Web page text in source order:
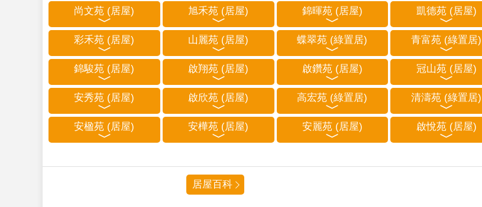
尚文苑 (居屋) 旭禾苑 (居屋) 錦暉苑 (居屋) 凱德苑 (居屋)
彩禾苑 (居屋) 山麗苑 (居屋) 蝶翠苑 (綠置居) 青富苑 (綠置居)
錦駿苑 (居屋) 啟翔苑 (居屋) 啟鑽苑 (居屋) 冠山苑 (居屋)
安秀苑 (居屋) 啟欣苑 (居屋) 高宏苑 (綠置居) 清濤苑 (綠置居)
安楹苑 (居屋) 安樺苑 (居屋) 安麗苑 (居屋) 啟悅苑 (居屋)
居屋百科